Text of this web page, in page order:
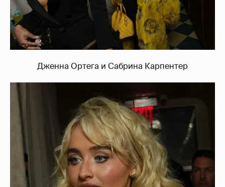
Дженна Ортега и Сабрина Карпентер